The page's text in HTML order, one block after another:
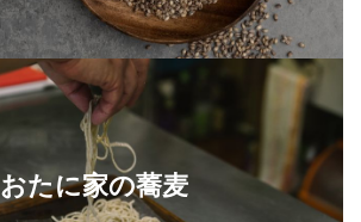
おたに家の蕎麦